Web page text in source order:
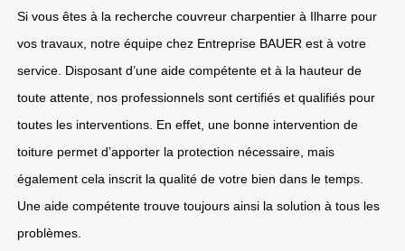
Si vous êtes à la recherche couvreur charpentier à Ilharre pour
vos travaux, notre équipe chez Entreprise BAUER est à votre
service. Disposant d’une aide compétente et à la hauteur de
toute attente, nos professionnels sont certifiés et qualifiés pour
toutes les interventions. En effet, une bonne intervention de
toiture permet d’apporter la protection nécessaire, mais
également cela inscrit la qualité de votre bien dans le temps.
Une aide compétente trouve toujours ainsi la solution à tous les
problèmes.